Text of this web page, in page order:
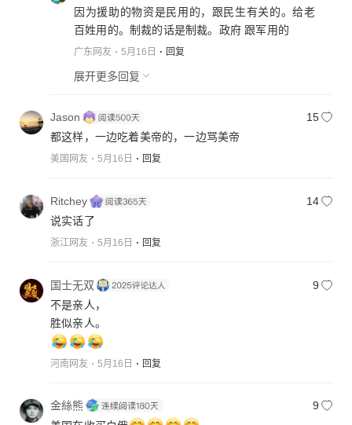
因为援助的物资是民用的，跟民生有关的。给老
百姓用的。制裁的话是制裁。政府 跟军用的
广东网友 5月16日 回复
展开更多回复
Jason
15
都这样，一边吃着美帝的，一边骂美帝
美国网友 5月16日 回复
Ritchey
14
说实话了
浙江网友 5月16日 回复
国士无双
9
不是亲人，
河南网友 5月16日 回复
金絲熊
9